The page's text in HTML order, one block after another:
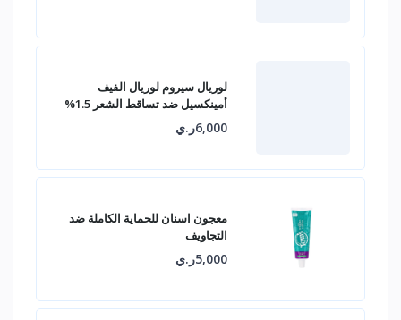
لوريال سيروم لوريال الفيف
أمينكسيل ضد تساقط الشعر 1.5%
6,000ر.ي
معجون اسنان للحماية الكاملة ضد
التجاويف
5,000ر.ي